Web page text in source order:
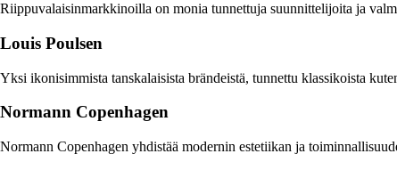
Riippuvalaisinmarkkinoilla on monia tunnettuja suunnittelijoita ja
Louis Poulsen
Yksi ikonisimmista tanskalaisista brändeistä, tunnettu klassikoista
Normann Copenhagen
Normann Copenhagen yhdistää modernin estetiikan ja